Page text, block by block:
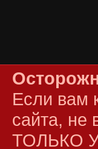
Если вам
сайта, не
ТОЛЬКО